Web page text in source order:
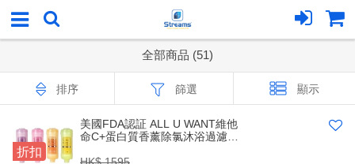
全部商品 (51)
排序 篩選 顯示
折扣
美國FDA認証 ALL U WANT維他
命C+蛋白質香薰除氯沐浴過濾器